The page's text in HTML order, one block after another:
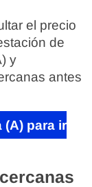
el precio
de
y
antes
(A) para ir